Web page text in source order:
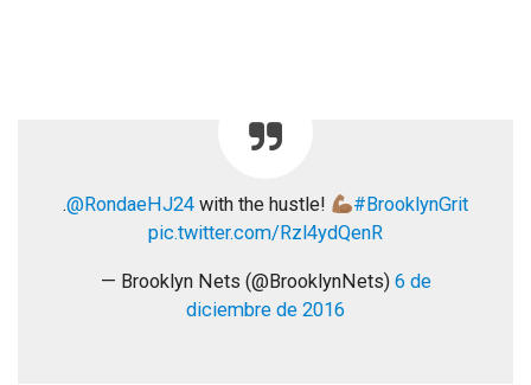
.@RondaeHJ24 with the hustle!
#BrooklynGrit
pic.twitter.com/Rzl4ydQenR
— Brooklyn Nets (@BrooklynNets) 6 de
diciembre de 2016